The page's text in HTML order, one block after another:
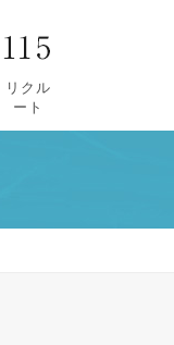
リクル
ート